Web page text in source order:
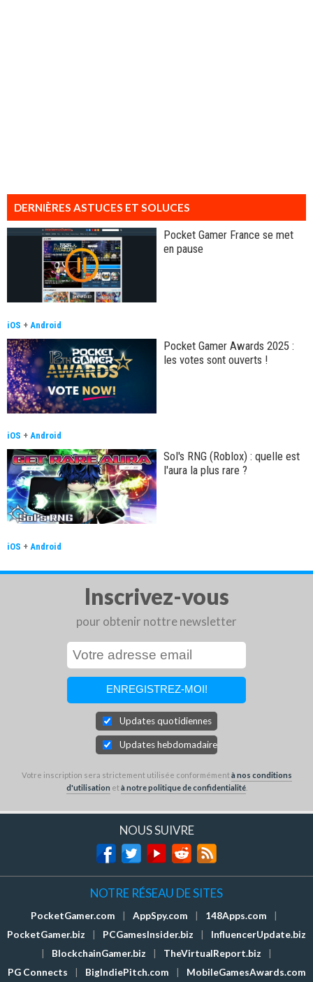
DERNIÈRES ASTUCES ET SOLUCES
Pocket Gamer France se met
en pause
iOS + Android
Pocket Gamer Awards 2025 :
les votes sont ouverts !
iOS + Android
Sol's RNG (Roblox) : quelle est
l'aura la plus rare ?
iOS + Android
Inscrivez-vous
pour obtenir nottre newsletter
Updates quotidiennes
Updates hebdomadaires
Votre inscription sera strictement utilisée conformémentà nos conditions
d'utilisation età notre politique de confidentialité.
NOUS SUIVRE
NOTRE RÉSEAU DE SITES
PocketGamer.com AppSpy.com 148Apps.com
PocketGamer.biz
PCGamesInsider.biz
InfluencerUpdate.biz
BlockchainGamer.biz TheVirtualReport.biz
PG Connects
BigIndiePitch.com MobileGamesAwards.com